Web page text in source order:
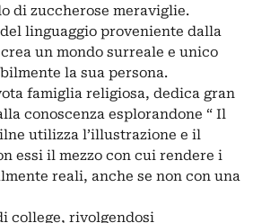
di zuccherose meraviglie.
linguaggio proveniente dalla
un mondo surreale e unico
la sua persona.
famiglia religiosa, dedica gran
conoscenza esplorandone “ Il
utilizza l’illustrazione e il
essi il mezzo con cui rendere i
reali, anche se non con una
college, rivolgendosi